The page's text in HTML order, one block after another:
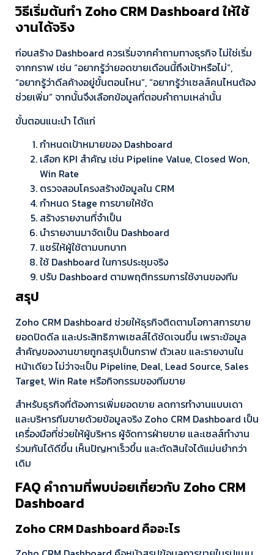
วิธีเริ่มต้นทำ Zoho CRM Dashboard ให้ใช้
งานได้จริง
ก่อนสร้าง Dashboard ควรเริ่มจากคำถามทางธุรกิจ ไม่ใช่เริ่ม
จากกราฟ เช่น “อยากรู้ว่ายอดขายเดือนนี้ถึงเป้าหรือไม่”,
“อยากรู้ว่าดีลค้างอยู่ขั้นตอนไหน”, “อยากรู้ว่าเซลส์คนไหนต้อง
ช่วยเพิ่ม” จากนั้นจึงเลือกข้อมูลที่ตอบคำถามเหล่านั้น
ขั้นตอนแนะนำ ได้แก่
กำหนดเป้าหมายของ Dashboard
เลือก KPI สำคัญ เช่น Pipeline Value, Closed Won,
Win Rate
ตรวจสอบโครงสร้างข้อมูลใน CRM
กำหนด Stage การขายให้ชัด
สร้างรายงานที่จำเป็น
นำรายงานมาจัดเป็น Dashboard
แชร์ให้ผู้ใช้ตามบทบาท
ใช้ Dashboard ในการประชุมจริง
ปรับ Dashboard ตามพฤติกรรมการใช้งานของทีม
สรุป
Zoho CRM Dashboard ช่วยให้ธุรกิจติดตามโอกาสการขาย
ยอดปิดดีล และประสิทธิภาพเซลส์ได้ชัดเจนขึ้น เพราะข้อมูล
สำคัญของงานขายถูกสรุปเป็นกราฟ ตัวเลข และรายงานใน
หน้าเดียว ไม่ว่าจะเป็น Pipeline, Deal, Lead Source, Sales
Target, Win Rate หรือกิจกรรมของทีมขาย
สำหรับธุรกิจที่ต้องการเพิ่มยอดขาย ลดการทำงานแบบเดา
และบริหารทีมขายด้วยข้อมูลจริง Zoho CRM Dashboard เป็น
เครื่องมือที่ช่วยให้ผู้บริหาร ผู้จัดการฝ่ายขาย และเซลส์ทำงาน
ร่วมกันได้ดีขึ้น เห็นปัญหาเร็วขึ้น และตัดสินใจได้แม่นยำกว่า
เดิม
FAQ คำถามที่พบบ่อยเกี่ยวกับ Zoho CRM
Dashboard
Zoho CRM Dashboard คืออะไร